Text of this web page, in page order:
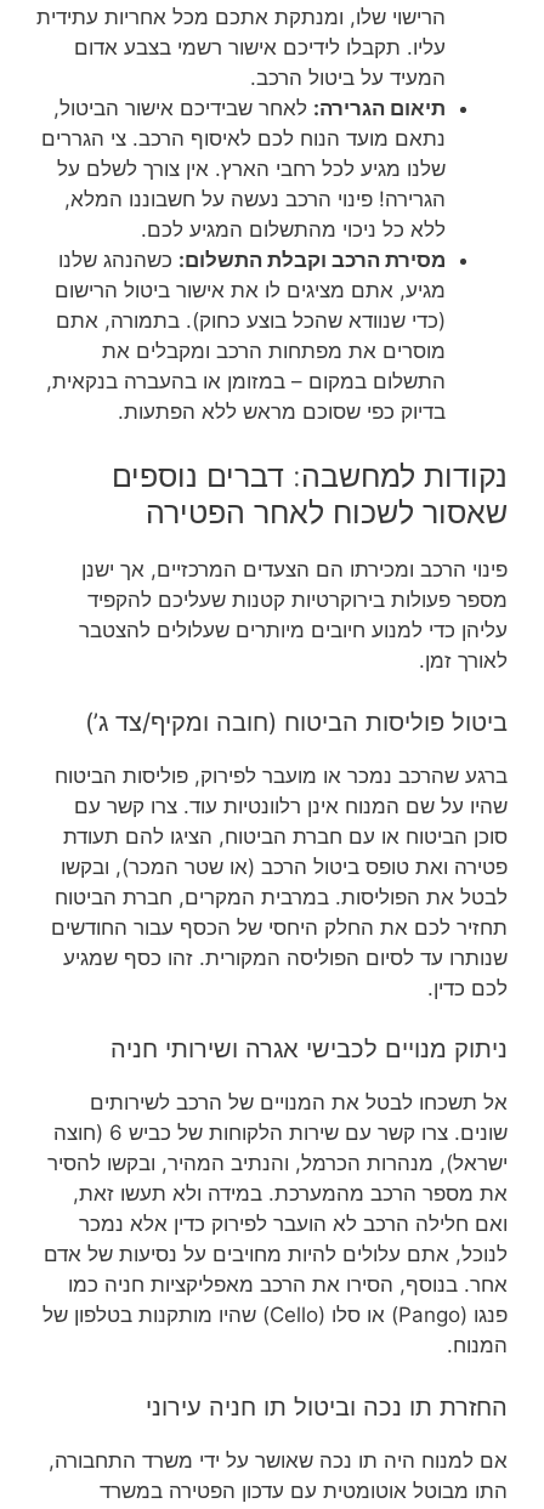
הרישוי שלו, ומנתקת אתכם מכל אחריות עתידית
עליו. תקבלו לידיכם אישור רשמי בצבע אדום
המעיד על ביטול הרכב.
תיאום הגרירה: לאחר שבידיכם אישור הביטול,
נתאם מועד הנוח לכם לאיסוף הרכב. צי הגררים
שלנו מגיע לכל רחבי הארץ. אין צורך לשלם על
הגרירה! פינוי הרכב נעשה על חשבוננו המלא,
ללא כל ניכוי מהתשלום המגיע לכם.
מסירת הרכב וקבלת התשלום: כשהנהג שלנו
מגיע, אתם מציגים לו את אישור ביטול הרישום
(כדי שנוודא שהכל בוצע כחוק). בתמורה, אתם
מוסרים את מפתחות הרכב ומקבלים את
התשלום במקום – במזומן או בהעברה בנקאית,
בדיוק כפי שסוכם מראש ללא הפתעות.
נקודות למחשבה: דברים נוספים
שאסור לשכוח לאחר הפטירה
פינוי הרכב ומכירתו הם הצעדים המרכזיים, אך ישנן
מספר פעולות בירוקרטיות קטנות שעליכם להקפיד
עליהן כדי למנוע חיובים מיותרים שעלולים להצטבר
לאורך זמן.
ביטול פוליסות הביטוח (חובה ומקיף/צד ג’)
ברגע שהרכב נמכר או מועבר לפירוק, פוליסות הביטוח
שהיו על שם המנוח אינן רלוונטיות עוד. צרו קשר עם
סוכן הביטוח או עם חברת הביטוח, הציגו להם תעודת
פטירה ואת טופס ביטול הרכב (או שטר המכר), ובקשו
לבטל את הפוליסות. במרבית המקרים, חברת הביטוח
תחזיר לכם את החלק היחסי של הכסף עבור החודשים
שנותרו עד לסיום הפוליסה המקורית. זהו כסף שמגיע
לכם כדין.
ניתוק מנויים לכבישי אגרה ושירותי חניה
אל תשכחו לבטל את המנויים של הרכב לשירותים
שונים. צרו קשר עם שירות הלקוחות של כביש 6 (חוצה
ישראל), מנהרות הכרמל, והנתיב המהיר, ובקשו להסיר
את מספר הרכב מהמערכת. במידה ולא תעשו זאת,
ואם חלילה הרכב לא הועבר לפירוק כדין אלא נמכר
לנוכל, אתם עלולים להיות מחויבים על נסיעות של אדם
אחר. בנוסף, הסירו את הרכב מאפליקציות חניה כמו
פנגו (Pango) או סלו (Cello) שהיו מותקנות בטלפון של
המנוח.
החזרת תו נכה וביטול תו חניה עירוני
אם למנוח היה תו נכה שאושר על ידי משרד התחבורה,
התו מבוטל אוטומטית עם עדכון הפטירה במשרד